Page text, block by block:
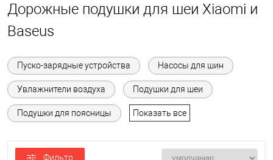
Дорожные подушки для шеи Xiaomi и
Baseus
Пуско-зарядные устройства Насосы для шин
Увлажнители воздуха Подушки для шеи
Подушки для поясницы Показать все
Фильтр